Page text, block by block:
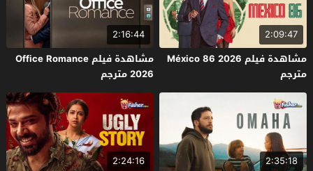
2:09:47
مشاهدة فيلم México 86 2026
مترجم
2:16:44
مشاهدة فيلم Office Romance
2026 مترجم
2:35:18
2:24:16